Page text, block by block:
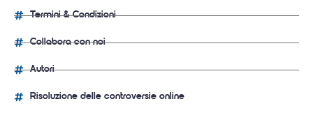
Termini & Condizioni
Collabora con noi
Autori
Risoluzione delle controversie online